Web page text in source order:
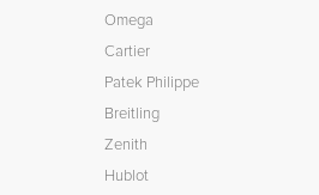
Omega
Cartier
Patek Philippe
Breitling
Zenith
Hublot